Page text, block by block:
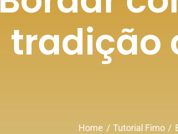
tradição
Home Tutorial Fimo